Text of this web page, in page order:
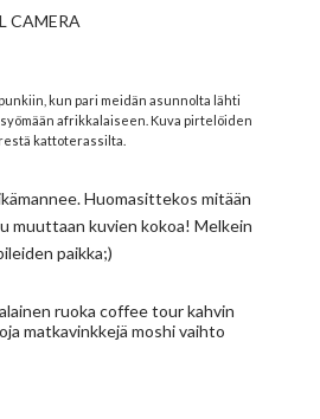
kun pari meidän asunnolta lähti
afrikkalaiseen. Kuva pirtelöiden
kattoterassilta.
Huomasittekos mitään
muuttaan kuvien kokoa! Melkein
paikka;)
ruoka coffee tourkahvin
matkavinkkejä moshivaihto